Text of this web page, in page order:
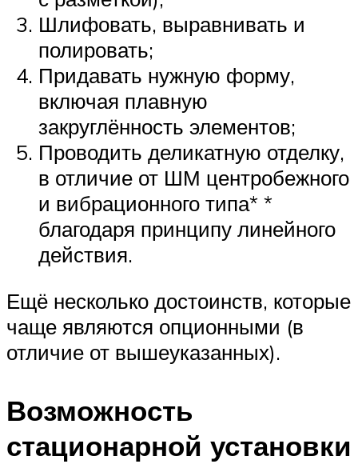
Шлифовать, выравнивать и
полировать;
Придавать нужную форму,
включая плавную
закруглённость элементов;
Проводить деликатную отделку,
в отличие от ШМ центробежного
и вибрационного типа* *
благодаря принципу линейного
действия.
Ещё несколько достоинств, которые
чаще являются опционными (в
отличие от вышеуказанных).
Возможность
стационарной установки